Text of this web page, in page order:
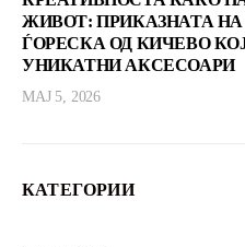
ЖИВОТ: ПРИКАЗНАТА
ЃОРЕСКА ОД КИЧЕВО
УНИКАТНИ АКСЕСОАРИ
МАЈ 5, 2026
КАТЕГОРИИ